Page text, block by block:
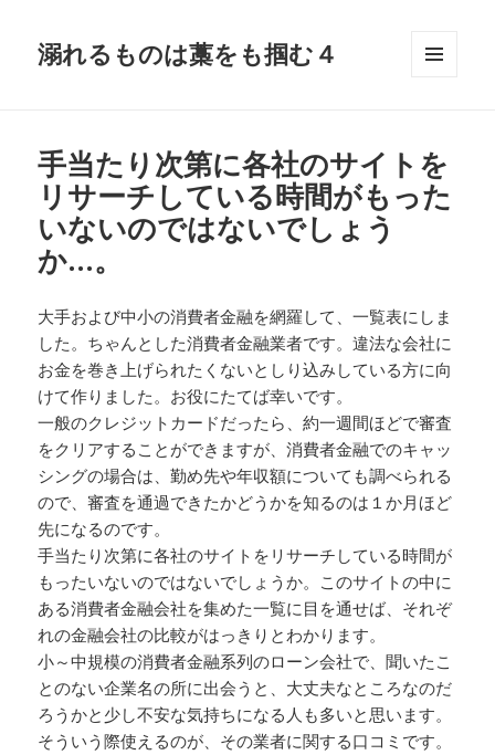
溺れるものは藁をも掴む４
手当たり次第に各社のサイトを
リサーチしている時間がもった
いないのではないでしょう
か…。
大手および中小の消費者金融を網羅して、一覧表にしま
した。ちゃんとした消費者金融業者です。違法な会社に
お金を巻き上げられたくないとしり込みしている方に向
けて作りました。お役にたてば幸いです。
一般のクレジットカードだったら、約一週間ほどで審査
をクリアすることができますが、消費者金融でのキャッ
シングの場合は、勤め先や年収額についても調べられる
ので、審査を通過できたかどうかを知るのは１か月ほど
先になるのです。
手当たり次第に各社のサイトをリサーチしている時間が
もったいないのではないでしょうか。このサイトの中に
ある消費者金融会社を集めた一覧に目を通せば、それぞ
れの金融会社の比較がはっきりとわかります。
小～中規模の消費者金融系列のローン会社で、聞いたこ
とのない企業名の所に出会うと、大丈夫なところなのだ
ろうかと少し不安な気持ちになる人も多いと思います。
そういう際使えるのが、その業者に関する口コミです。